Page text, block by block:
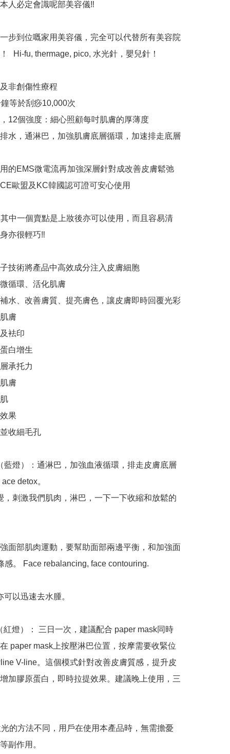
人必定會識呢部美容儀‼️
步到位嘅家用美容儀，完全可以代替所有美容院
Hi-fu, thermage, pico, 水光針，嬰兒針！
非創傷性療程
等於刮痧10,000次
12個強度：細心照顧每吋肌膚的厚薄度
水，通淋巴，加強肌膚底層循環，加速排走底層
的EMS微電流再加強深層針對成改善皮膚鬆弛
歐盟及KC韓國認可證可安心使用
中一個賣點是上妝後亦可以使用，而且容易清
亦很輕巧‼️
技術將產品中高效成分注入皮膚細胞
循環、活化肌膚
水、改善膚質、提亮膚色，讓皮膚即時回覆光彩
膚
袪印
白增生
承托力
膚
果
收細毛孔
藍燈）：通淋巴，加強血液循環，排走皮膚底層
detox。
，刺激我們肌肉，淋巴，一下一下收縮和放鬆的
面部肌肉運動，要幫助面部兩邊平衡，和加強面
感。 Face rebalancing, face contouring.
可以迅速去水腫。
紅燈）： 三日一次，建議配合 paper mask同時
paper mask上按壓淋巴位置，按摩需要收緊位
V-line。這個模式針對改善皮膚質感，提升皮
加膠原蛋白，即時拉提效果。建議晚上使用，三
的方法不同，用戶在使用本產品時，無需擔憂
副作用。